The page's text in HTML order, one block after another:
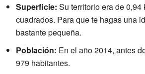
Superficie: Su territorio era de 0,94
cuadrados. Para que te hagas una
bastante pequeña.
Población: En el año 2014, antes
979 habitantes.